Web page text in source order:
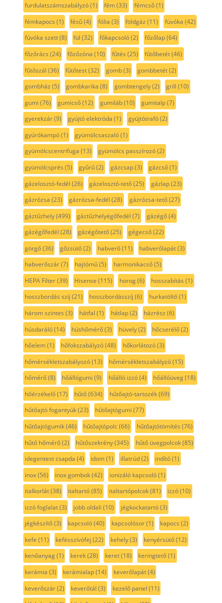
furdulatszámszabályzó(1) fém(33) fémcső(1)
fémkapocs (1) fésű(4) fólia (3) földgáz (11) fúvóka (42)
fúvóka szett(8) fül (32) főkapcsoló(2) főzőlap(64)
főzőrács (24) főzőzóna (10) fűtés (25) fűtőbetét(46)
fűtőszál (36) fűtőtest(32) gomb(3) gombbetét(2)
gombház (5) gombkarika (8) gombtengely(2) grill (10)
gumi (76) gumicső(12) gumiláb(10) gumitalp(7)
gyerekzár(9) gyújtó elektróda (1) gyújtótrafó(2)
gyúrókampó(1) gyümölcsaszaló(1)
gyümölcscentrifuga (13) gyümölcs passzírozó(2)
gyümölcsprés (5) gyűrű(2) gázcsap(3) gázcső(1)
gázelosztó-fedél (26) gázelosztó-tető(25) gázlap(23)
gázrózsa (23) gázrózsa-fedél (28) gázrózsa-tető(27)
gáztűzhely(499) gáztűzhelyégőfedél (7) gázégő(4)
gázégőfedél (28) gázégőtető(25) gégecső(22)
görgő(36) gőzsütő(2) habverő(11) habverőlapát(3)
habverőszár(7) hajtómű(5) harmonikacső(5)
HEPA Filter(39) Hisense (115) horog(6) hosszabítás (1)
hosszbordás szíj (21) hosszbordásszíj (6) hurkatöltő(1)
három szintes (3) hátfal (1) hátlap(2) házrész (6)
húsdaráló(14) húshőmérő(3) hüvely(2) hőcserélő(2)
hőelem(1) hőfokszabályzó(48) hőkorlátozó(3)
hőmérsékletszabályozó(13) hőmérsékletszabályzó(15)
hőmérő(8) hőállógumi (9) hőálló izzó(4) hőállóüveg(18)
hőérzékelő(17) hűtő(634) hűtőajtó-tartozék(69)
hűtőajtó fogantyúk(23) hűtőajtógumi (77)
hűtőajtógumik(46) hűtőajtópolc(66) hűtőajtótömítés (76)
hűtő hőmérő(2) hűtőszekrény(345) hűtő üvegpolcok(85)
idegentest csapda (4) idom(1) illatrúd(2) indító(1)
inox(56) inox gombok(42) ionizáló kapcsoló(1)
italkorlát(38) italtartó(85) italtartópolcok(81) izzó(10)
izzó foglalat(3) jobb oldali (10) jégkockatartó(3)
jégkészítő(3) kapcsoló(40) kapcsolósor(1) kapocs (2)
kefe (11) kefésszívófej (22) kehely(3) kenyérsütő(12)
kenőanyag(1) kerek(28) keret(18) keringtető(1)
kerámia (3) kerámialap(14) keverőlapát(4)
keverőszár(2) keverőtál (3) kezelő panel (11)